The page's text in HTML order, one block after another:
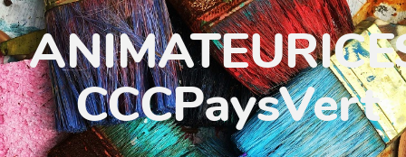
CCCPaysVert